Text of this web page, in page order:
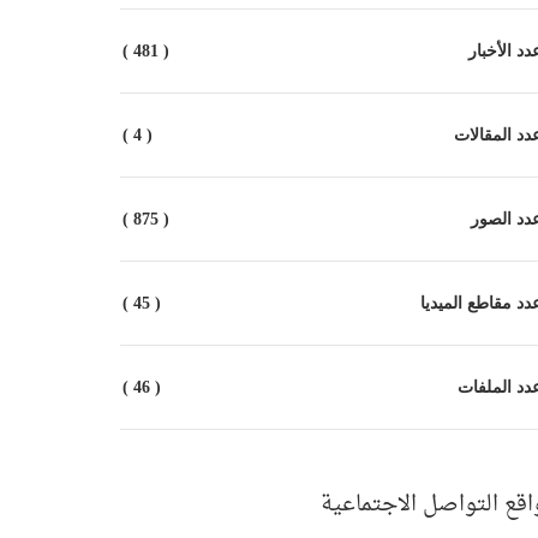
الأخبار ( 481 )
المقالات ( 4 )
الصور ( 875 )
مقاطع الميديا ( 45 )
الملفات ( 46 )
التواصل الاجتماعية